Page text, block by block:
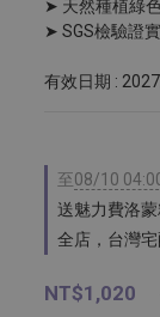
➤ 天然種植綠
➤ SGS檢驗證
有效日期 :
至08/10
送魅力費洛
全店，台灣
NT$1,020